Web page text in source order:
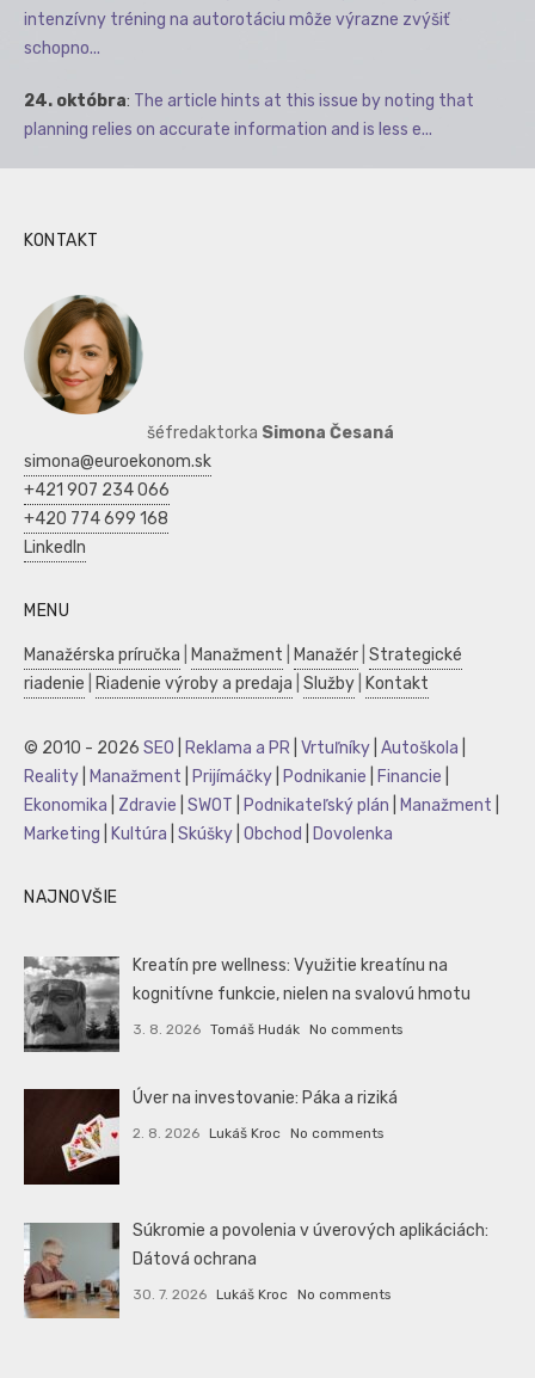
intenzívny tréning na autorotáciu môže výrazne zvýšiť
schopno...
24. októbra: The article hints at this issue by noting that
planning relies on accurate information and is less e...
KONTAKT
šéfredaktorka Simona Česaná
simona@euroekonom.sk
+421 907 234 066
+420 774 699 168
LinkedIn
MENU
Manažérska príručka Manažment Manažér Strategické
riadenie
Riadenie výroby a predaja Služby Kontakt
© 2010 - 2026 SEO Reklama a PR Vrtuľníky Autoškola
Reality
Manažment Prijímáčky Podnikanie Financie
Ekonomika
Zdravie SWOT Podnikateľský plán Manažment
Marketing
Kultúra Skúšky Obchod Dovolenka
NAJNOVŠIE
Kreatín pre wellness: Využitie kreatínu na
kognitívne funkcie, nielen na svalovú hmotu
3. 8. 2026 Tomáš Hudák No comments
Úver na investovanie: Páka a riziká
2. 8. 2026 Lukáš Kroc No comments
Súkromie a povolenia v úverových aplikáciách:
Dátová ochrana
30. 7. 2026 Lukáš Kroc No comments